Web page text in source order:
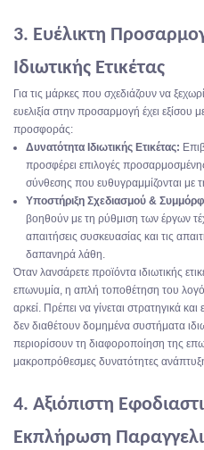
3. Ευέλικτη
Ιδιωτικής Ετικέτας
Για τις μάρκες που σχεδιάζουν να
ευελιξία στην προσαρμογή έχει εξίσου
προσφοράς:
Δυνατότητα Ιδιωτικής Ετικέτας:
προσφέρει επιλογές
σύνθεσης που ευθυγραμμίζονται με
Υποστήριξη Σχεδιασμού &
βοηθούν με τη ρύθμιση των έργων
απαιτήσεις συσκευασίας και τις
δαπανηρά λάθη.
Όταν λανσάρετε προϊόντα ιδιωτικής
επωνυμία, η απλή τοποθέτηση του
αρκεί. Πρέπει να γίνεται στρατηγικά
δεν διαθέτουν δομημένα συστήματα
περιορίσουν τη διαφοροποίηση της
μακροπρόθεσμες δυνατότητες
4. Αξιόπιστη
Εκπλήρωση